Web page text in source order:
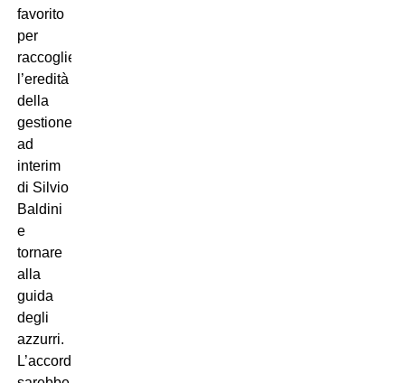
favorito
per
raccogliere
l’eredità
della
gestione
ad
interim
di Silvio
Baldini
e
tornare
alla
guida
degli
azzurri.
L’accordo